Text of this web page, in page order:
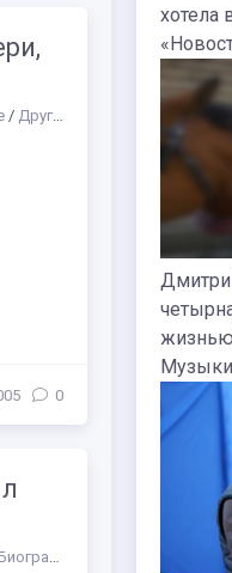
/ Другое
0
русских композиторов и музыкантов
хотела